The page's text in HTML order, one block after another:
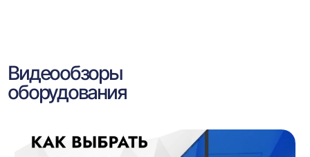
Видеообзоры
оборудования